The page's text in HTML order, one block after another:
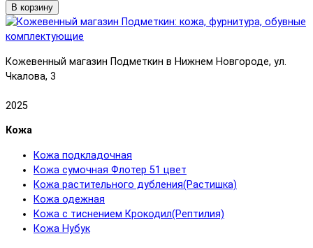
В корзину
Кожевенный магазин Подметкин в Нижнем Новгороде, ул.
Чкалова, 3
2025
Кожа
Кожа подкладочная
Кожа сумочная Флотер 51 цвет
Кожа растительного дубления(Растишка)
Кожа одежная
Кожа с тиснением Крокодил(Рептилия)
Кожа Нубук